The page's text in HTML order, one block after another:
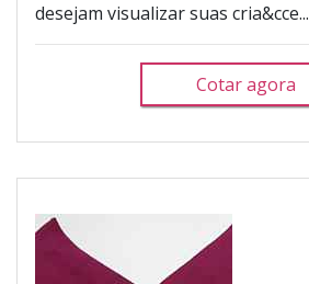
desejam visualizar suas cria&cce...
Cotar agora